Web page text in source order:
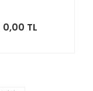
0,00 TL